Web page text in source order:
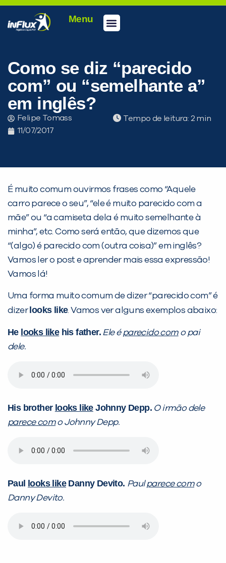
Menu
Como se diz “parecido
com” ou “semelhante a”
em inglês?
Felipe Tomass
11/07/2017
Tempo de leitura:
É muito comum ouvirmos frases como “Aquele
carro parece o seu”, “ele é muito parecido com a
mãe” ou “a camiseta dela é muito semelhante à
minha”, etc. Como será então, que dizemos que
“(algo) é parecido com (outra coisa)” em inglês?
Vamos ler o post e aprender mais essa expressão!
Vamos lá!
Uma forma muito comum de dizer “parecido com” é
dizer looks like. Vamos ver alguns exemplos abaixo:
He looks likehis father. Ele éparecido como pai
dele.
His brother looks likeJohnny Depp. O irmão dele
parece como Johnny Depp.
Paul looks likeDanny Devito. Paulparece como
Danny Devito.
PEÇA UMA DEMONSTRAÇÃO DE MÉTODO
Não encontramos nenhuma unidade
inFlux nesta cidade ou bairro que
Preencha com seus dados abaixo e